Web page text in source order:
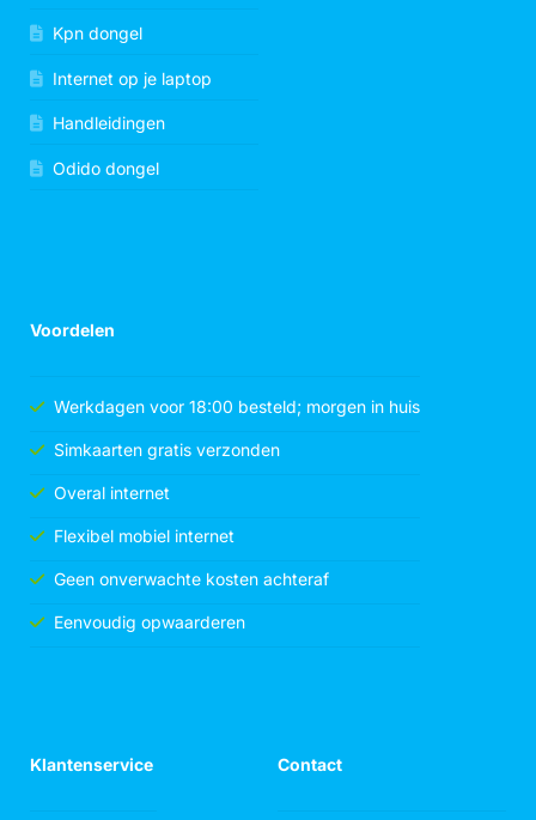
Kpn dongel
Internet op je laptop
Handleidingen
Odido dongel
Voordelen
Werkdagen voor 18:00 besteld; morgen in huis
Simkaarten gratis verzonden
Overal internet
Flexibel mobiel internet
Geen onverwachte kosten achteraf
Eenvoudig opwaarderen
Klantenservice Contact